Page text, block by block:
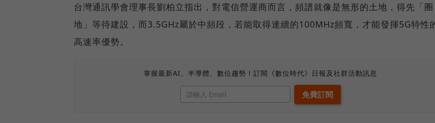
台灣通訊學會理事長劉柏立指出，對電信營運商而言，頻譜就像是無形的土地，得先「圈
地」等待建設，而3.5GHz屬於中頻段，若能取得連續的100MHz頻寬，才能發揮5G特性
高速率優勢。
掌握最新AI、半導體、數位趨勢！訂閱《數位時代》日報及社群活動訊息